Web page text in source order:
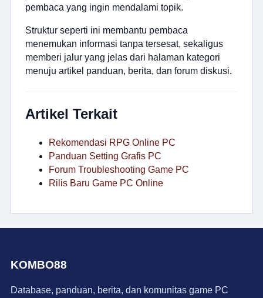
pembaca yang ingin mendalami topik.
Struktur seperti ini membantu pembaca
menemukan informasi tanpa tersesat, sekaligus
memberi jalur yang jelas dari halaman kategori
menuju artikel panduan, berita, dan forum diskusi.
Artikel Terkait
Rekomendasi RPG Online PC
Panduan Setting Grafis PC
Forum Troubleshooting Game PC
Rilis Baru Game PC Online
KOMBO88
Database, panduan, berita, dan komunitas game PC